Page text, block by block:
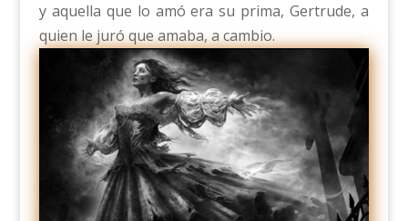
y aquella que lo amó era su prima, Gertrude, a
quien le juró que amaba, a cambio.